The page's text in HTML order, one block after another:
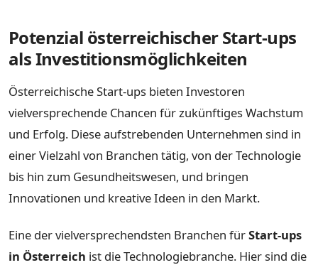
Potenzial österreichischer Start-ups
als Investitionsmöglichkeiten
Österreichische Start-ups bieten Investoren
vielversprechende Chancen für zukünftiges Wachstum
und Erfolg. Diese aufstrebenden Unternehmen sind in
einer Vielzahl von Branchen tätig, von der Technologie
bis hin zum Gesundheitswesen, und bringen
Innovationen und kreative Ideen in den Markt.
Eine der vielversprechendsten Branchen fürStart-ups
in Österreich ist die Technologiebranche. Hier sind die